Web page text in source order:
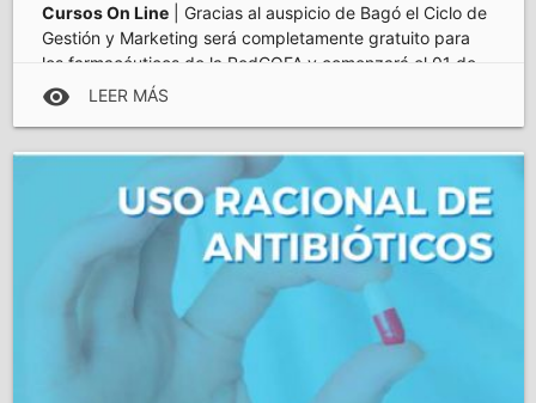
Cursos On Line| Gracias al auspicio de Bagó el Ciclo de
Gestión y Marketing será completamente gratuito para
los farmacéuticos de la RedCOFA y comenzará el 01 de
junio.
visibility LEER MÁS